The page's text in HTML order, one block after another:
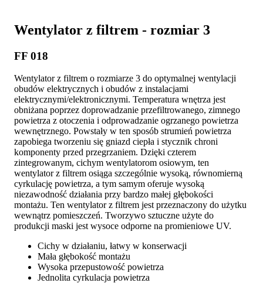
Wentylator z filtrem - rozmiar 3
FF 018
Wentylator z filtrem o rozmiarze 3 do optymalnej wentylacji
obudów elektrycznych i obudów z instalacjami
elektrycznymi/elektronicznymi. Temperatura wnętrza jest
obniżana poprzez doprowadzanie przefiltrowanego, zimnego
powietrza z otoczenia i odprowadzanie ogrzanego powietrza
wewnętrznego. Powstały w ten sposób strumień powietrza
zapobiega tworzeniu się gniazd ciepła i stycznik chroni
komponenty przed przegrzaniem. Dzięki czterem
zintegrowanym, cichym wentylatorom osiowym, ten
wentylator z filtrem osiąga szczególnie wysoką, równomierną
cyrkulację powietrza, a tym samym oferuje wysoką
niezawodność działania przy bardzo małej głębokości
montażu. Ten wentylator z filtrem jest przeznaczony do użytku
wewnątrz pomieszczeń. Tworzywo sztuczne użyte do
produkcji maski jest wysoce odporne na promieniowe UV.
Cichy w działaniu, łatwy w konserwacji
Mała głębokość montażu
Wysoka przepustowość powietrza
Jednolita cyrkulacja powietrza